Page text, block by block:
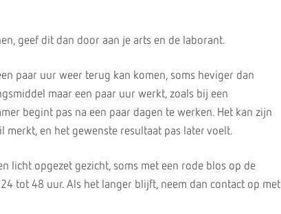
geef dit dan door aan je arts en de laborant.
paar uur weer terug kan komen, soms heviger dan
maar een paar uur werkt, zoals bij een
begint pas na een paar dagen te werken. Het kan zijn
merkt, en het gewenste resultaat pas later voelt.
licht opgezet gezicht, soms met een rode blos op de
tot 48 uur. Als het langer blijft, neem dan contact op met